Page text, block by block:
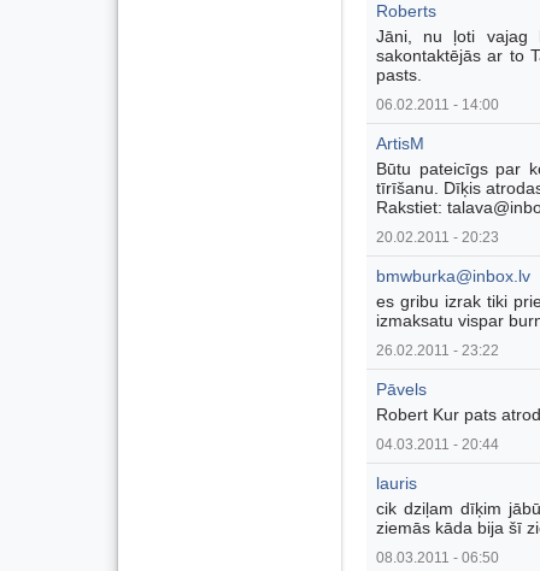
Roberts
Jāni, nu ļoti vajag
sakontaktējās ar to
pasts.
06.02.2011 - 14:00
ArtisM
Būtu pateicīgs par
tīrīšanu. Dīķis
Rakstiet:
20.02.2011 - 20:23
bmwburka@inbox.lv
es gribu izrak tiki
izmaksatu vispar
26.02.2011 - 23:22
Pāvels
Robert Kur pats
04.03.2011 - 20:44
lauris
cik dziļam dīķim
ziemās kāda bija šī
08.03.2011 - 06:50